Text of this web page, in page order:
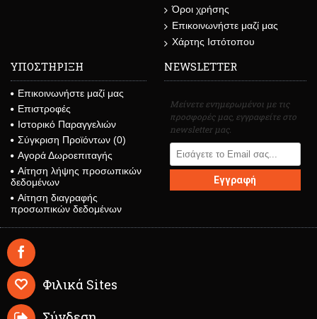
Όροι χρήσης
Επικοινωνήστε μαζί μας
Χάρτης Ιστότοπου
ΥΠΟΣΤΗΡΙΞΗ
Επικοινωνήστε μαζί μας
Επιστροφές
Ιστορικό Παραγγελιών
Σύγκριση Προϊόντων (0)
Αγορά Δωροεπιταγής
Αίτηση λήψης προσωπικών
δεδομένων
Αίτηση διαγραφής
προσωπικών δεδομένων
NEWSLETTER
Μείνετε ενημερωμένοι με τις
προσφορές μας, εγγραφείτε στο
newsletter μας.
Εγγραφή
Φιλικά Sites